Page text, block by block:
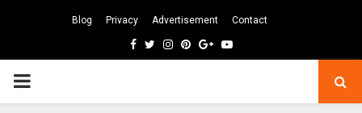
Blog Privacy Advertisement Contact
Facebook
TwitterInstagram
Pinterest
GoogleYoutube
PRIMARY